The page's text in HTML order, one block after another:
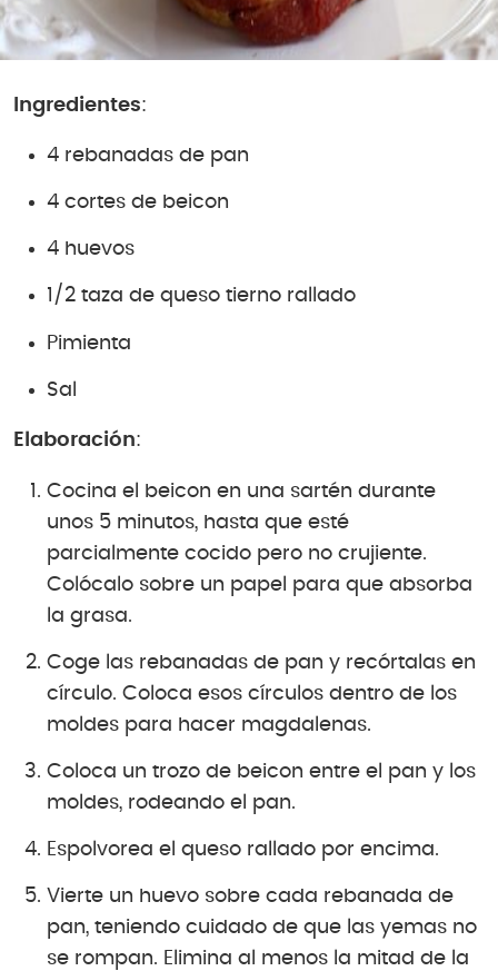
Ingredientes:
4 rebanadas de pan
4 cortes de beicon
4 huevos
1/2 taza de queso tierno rallado
Pimienta
Sal
Elaboración:
Cocina el beicon en una sartén durante
unos 5 minutos, hasta que esté
parcialmente cocido pero no crujiente.
Colócalo sobre un papel para que absorba
la grasa.
Coge las rebanadas de pan y recórtalas en
círculo. Coloca esos círculos dentro de los
moldes para hacer magdalenas.
Coloca un trozo de beicon entre el pan y los
moldes, rodeando el pan.
Espolvorea el queso rallado por encima.
Vierte un huevo sobre cada rebanada de
pan, teniendo cuidado de que las yemas no
se rompan. Elimina al menos la mitad de la